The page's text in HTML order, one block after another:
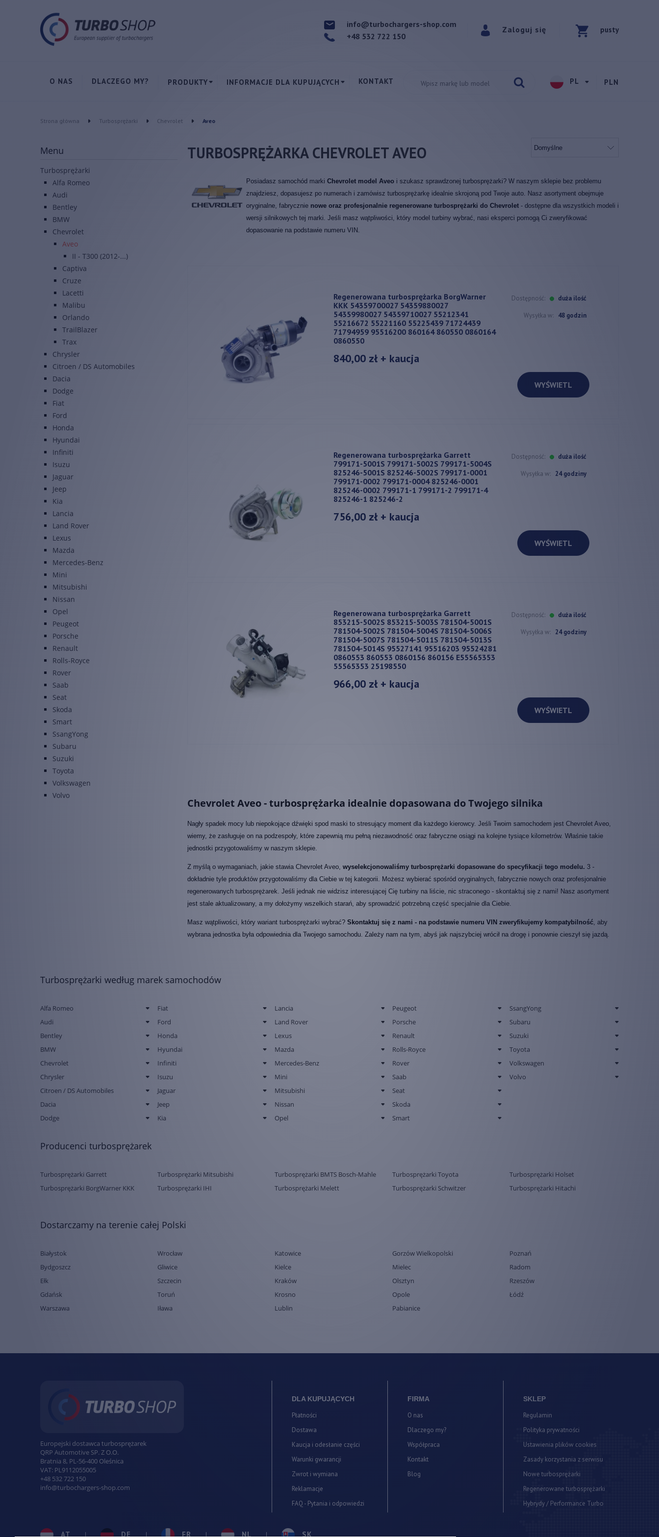
info@turbochargers-shop.com
+48 532 722 150
Zaloguj się pusty
O NAS DLACZEGO MY? PRODUKTY INFORMACJE DLA KUPUJĄCYCH KONTAKT PL PLN
Strona główna Turbosprężarki Chevrolet Aveo
Menu
Turbosprężarki
Alfa Romeo
Audi
Bentley
BMW
Chevrolet
Aveo
II - T300 (2012-...)
Captiva
Cruze
Lacetti
Malibu
Orlando
TrailBlazer
Trax
Chrysler
Citroen / DS Automobiles
Dacia
Dodge
Fiat
Ford
Honda
Hyundai
Infiniti
Isuzu
Jaguar
Jeep
Kia
Lancia
Land Rover
Lexus
Mazda
Mercedes-Benz
Mini
Mitsubishi
Nissan
Opel
Peugeot
Porsche
Renault
Rolls-Royce
Rover
Saab
Seat
Skoda
Smart
SsangYong
Subaru
Suzuki
Toyota
Volkswagen
Volvo
TURBOSPRĘŻARKA CHEVROLET AVEO
Posiadasz samochód marki Chevrolet model Aveo i szukasz sprawdzonej turbosprężarki? W naszym sklepie bez problemu
znajdziesz, dopasujesz po numerach i zamówisz turbosprężarkę idealnie skrojoną pod Twoje auto. Nasz asortyment obejmuje
oryginalne, fabrycznie nowe oraz profesjonalnie regenerowane turbosprężarki do Chevrolet - dostępne dla wszystkich modeli i
wersji silnikowych tej marki. Jeśli masz wątpliwości, który model turbiny wybrać, nasi eksperci pomogą Ci zweryfikować
dopasowanie na podstawie numeru VIN.
Regenerowana turbosprężarka BorgWarner
KKK 54359700027 54359880027
54359980027 54359710027 55212341
55216672 55221160 55225439 71724439
71794959 95516200 860164 860550 0860164
0860550
840,00 zł + kaucja
Dostępność: duża ilość
Wysyłka w: 48 godzin
WYŚWIETL
Regenerowana turbosprężarka Garrett
799171-5001S 799171-5002S 799171-5004S
825246-5001S 825246-5002S 799171-0001
799171-0002 799171-0004 825246-0001
825246-0002 799171-1 799171-2 799171-4
825246-1 825246-2
756,00 zł + kaucja
Dostępność: duża ilość
Wysyłka w: 24 godziny
WYŚWIETL
Regenerowana turbosprężarka Garrett
853215-5002S 853215-5003S 781504-5001S
781504-5002S 781504-5004S 781504-5006S
781504-5007S 781504-5011S 781504-5013S
781504-5014S 95527141 95516203 95524281
0860553 860553 0860156 860156 E55565353
55565353 25198550
966,00 zł + kaucja
Dostępność: duża ilość
Wysyłka w: 24 godziny
WYŚWIETL
Chevrolet Aveo - turbosprężarka idealnie dopasowana do Twojego silnika
Nagły spadek mocy lub niepokojące dźwięki spod maski to stresujący moment dla każdego kierowcy. Jeśli Twoim samochodem jest Chevrolet Aveo,
wiemy, że zasługuje on na podzespoły, które zapewnią mu pełną niezawodność oraz fabryczne osiągi na kolejne tysiące kilometrów. Właśnie takie
jednostki przygotowaliśmy w naszym sklepie.
Z myślą o wymaganiach, jakie stawia Chevrolet Aveo, wyselekcjonowaliśmy turbosprężarki dopasowane do specyfikacji tego modelu. 3 -
dokładnie tyle produktów przygotowaliśmy dla Ciebie w tej kategorii. Możesz wybierać spośród oryginalnych, fabrycznie nowych oraz profesjonalnie
regenerowanych turbosprężarek. Jeśli jednak nie widzisz interesującej Cię turbiny na liście, nic straconego - skontaktuj się z nami! Nasz asortyment
jest stale aktualizowany, a my dołożymy wszelkich starań, aby sprowadzić potrzebną część specjalnie dla Ciebie.
Masz wątpliwości, który wariant turbosprężarki wybrać? Skontaktuj się z nami - na podstawie numeru VIN zweryfikujemy kompatybilność, aby
wybrana jednostka była odpowiednia dla Twojego samochodu. Zależy nam na tym, abyś jak najszybciej wrócił na drogę i ponownie cieszył się jazdą.
Turbosprężarki według marek samochodów
Alfa Romeo
Audi
Bentley
BMW
Chevrolet
Chrysler
Citroen / DS Automobiles
Dacia
Dodge
Fiat
Ford
Honda
Hyundai
Infiniti
Isuzu
Jaguar
Jeep
Kia
Lancia
Land Rover
Lexus
Mazda
Mercedes-Benz
Mini
Mitsubishi
Nissan
Opel
Peugeot
Porsche
Renault
Rolls-Royce
Rover
Saab
Seat
Skoda
Smart
SsangYong
Subaru
Suzuki
Toyota
Volkswagen
Volvo
Producenci turbosprężarek
Turbosprężarki Garrett
Turbosprężarki BorgWarner KKK
Turbosprężarki Mitsubishi
Turbosprężarki IHI
Turbosprężarki BMTS Bosch-Mahle
Turbosprężarki Melett
Turbosprężarki Toyota
Turbosprężarki Schwitzer
Turbosprężarki Holset
Turbosprężarki Hitachi
Dostarczamy na terenie całej Polski
Białystok
Bydgoszcz
Ełk
Gdańsk
Warszawa
Wrocław
Gliwice
Szczecin
Toruń
Iława
Katowice
Kielce
Kraków
Krosno
Lublin
Gorzów Wielkopolski
Mielec
Olsztyn
Opole
Pabianice
Poznań
Radom
Rzeszów
Łódź
Europejski dostawca turbosprężarek
QRP Automotive SP. Z O.O.
Bratnia 8, PL-56-400 Oleśnica
VAT: PL9112055005
+48 532 722 150
info@turbochargers-shop.com
DLA KUPUJĄCYCH
Płatności
Dostawa
Kaucja i odesłanie części
Warunki gwarancji
Zwrot i wymiana
Reklamacje
FAQ - Pytania i odpowiedzi
FIRMA
O nas
Dlaczego my?
Współpraca
Kontakt
Blog
SKLEP
Regulamin
Polityka prywatności
Ustawienia plików cookies
Zasady korzystania z serwisu
Nowe turbosprężarki
Regenerowane turbosprężarki
Hybrydy / Performance Turbo
AT DE FR NL SK